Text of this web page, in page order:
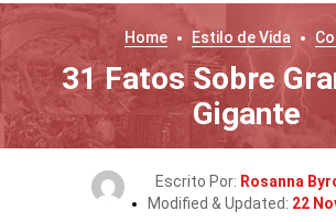
Home Estilo de Vida
31 Fatos Sobre
Gigante
Escrito Por: Rosanna
Modified & Updated: 22